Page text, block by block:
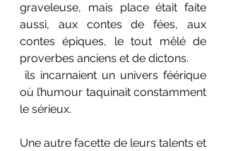
graveleuse, mais place était faite
aussi, aux contes de fées, aux
contes épiques, le tout mêlé de
proverbes anciens et de dictons.
ils incarnaient un univers féérique
où l’humour taquinait constamment
le sérieux.
Une autre facette de leurs talents et